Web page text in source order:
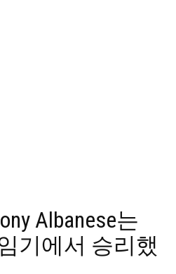
Albanese는
기에서 승리했